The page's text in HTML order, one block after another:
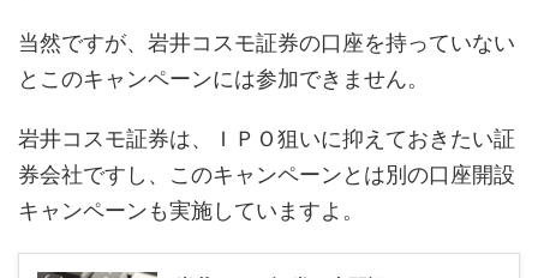
当然ですが、岩井コスモ証券の口座を持っていない
とこのキャンペーンには参加できません。
岩井コスモ証券は、ＩＰＯ狙いに抑えておきたい証
券会社ですし、このキャンペーンとは別の口座開設
キャンペーンも実施していますよ。